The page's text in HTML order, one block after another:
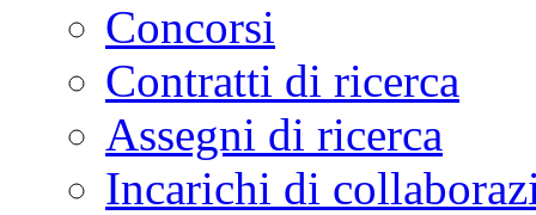
Concorsi
Contratti di ricerca
Assegni di ricerca
Incarichi di